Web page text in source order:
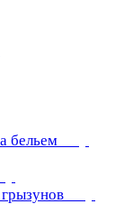
бельем